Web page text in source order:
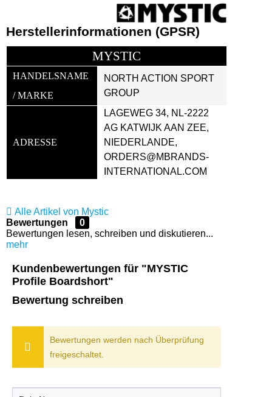
Herstellerinformationen (GPSR)
MYSTIC
HANDELSNAME
/ MARKE
NORTH ACTION SPORT
GROUP
ADRESSE
LAGEWEG 34, NL-2222
AG KATWIJK AAN ZEE,
NIEDERLANDE,
ORDERS@MBRANDS-
INTERNATIONAL.COM
Alle Artikel von Mystic
Bewertungen
0
Bewertungen lesen, schreiben und diskutieren...
mehr
Kundenbewertungen für "MYSTIC
Profile Boardshort"
Bewertung schreiben
Bewertungen werden nach Überprüfung
freigeschaltet.